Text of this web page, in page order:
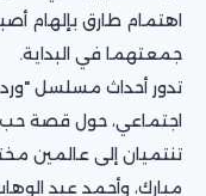
اهتمام طارق بإلهام
جمعتهما في البداية.
تدور أحداث مسلسل
اجتماعي، حول قصة
تنتميان إلى عالمين
مبارك، وأحمد عبد